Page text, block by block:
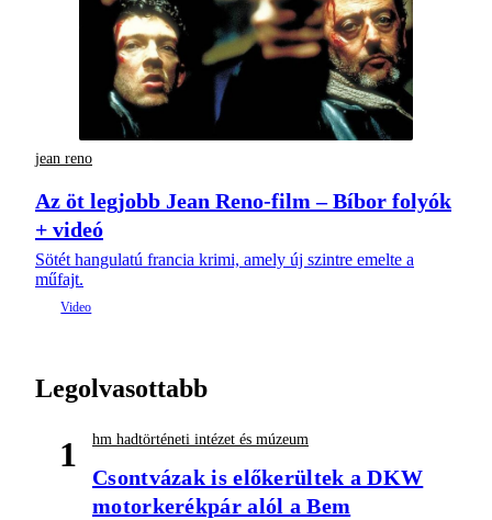
jean reno
Az öt legjobb Jean Reno-film – Bíbor folyók
+ videó
Sötét hangulatú francia krimi, amely új szintre emelte a
műfajt.
Legolvasottabb
1 hm hadtörténeti intézet és múzeum
Csontvázak is előkerültek a DKW
motorkerékpár alól a Bem